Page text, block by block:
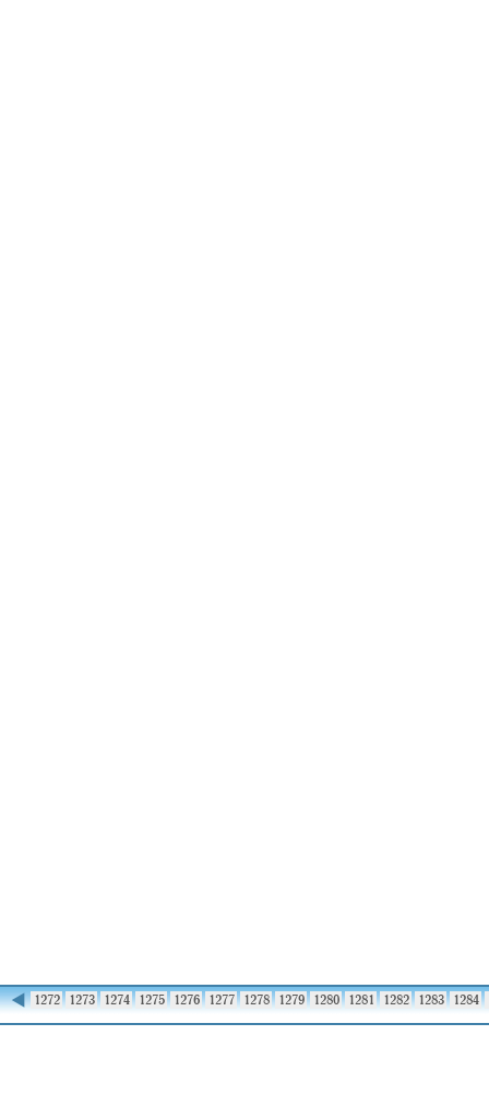
◀ 1272 1273 1274 1275 1276 1277 1278 1279 1280 1281 1282 1283 1284